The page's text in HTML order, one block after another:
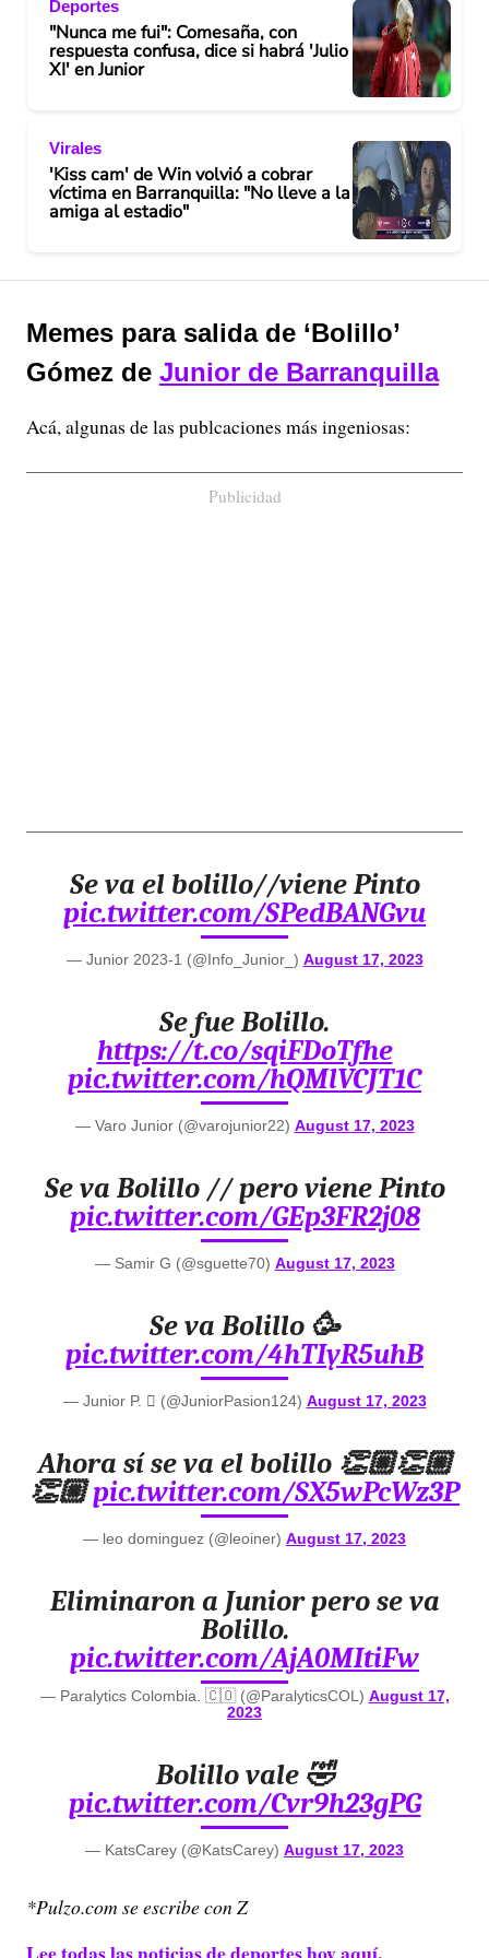
Deportes
"Nunca me fui": Comesaña, con
respuesta confusa, dice si habrá 'Julio
XI' en Junior
Virales
'Kiss cam' de Win volvió a cobrar
víctima en Barranquilla: "No lleve a la
amiga al estadio"
Memes para salida de ‘Bolillo’
Gómez de Junior de Barranquilla
Acá, algunas de las publcaciones más ingeniosas:
Publicidad
Se va el bolillo//viene Pinto
pic.twitter.com/SPedBANGvu
— Junior 2023-1 (@Info_Junior_) August 17, 2023
Se fue Bolillo.
https://t.co/sqiFDoTfhe
pic.twitter.com/hQMlVCJT1C
— Varo Junior (@varojunior22) August 17, 2023
Se va Bolillo // pero viene Pinto
pic.twitter.com/GEp3FR2j08
— Samir G (@sguette70) August 17, 2023
Se va Bolillo 🥳
pic.twitter.com/4hTIyR5uhB
— Junior P.  (@JuniorPasion124) August 17, 2023
Ahora sí se va el bolillo 👏🏼👏🏼
👏🏼pic.twitter.com/SX5wPcWz3P
— leo dominguez (@leoiner) August 17, 2023
Eliminaron a Junior pero se va
Bolillo.
pic.twitter.com/AjA0MItiFw
— Paralytics Colombia. 🇨🇴 (@ParalyticsCOL) August 17,
2023
Bolillo vale 🤣
pic.twitter.com/Cvr9h23gPG
— KatsCarey (@KatsCarey) August 17, 2023
*Pulzo.com se escribe con Z